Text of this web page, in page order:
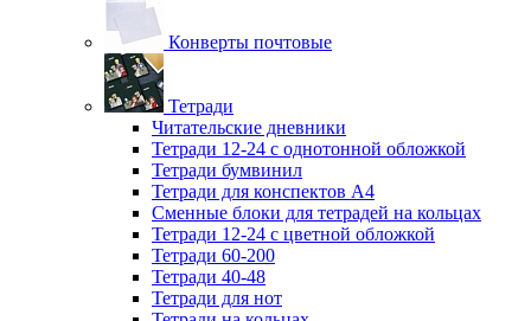
Конверты почтовые
Тетради
Читательские дневники
Тетради 12-24 с однотонной обложкой
Тетради бумвинил
Тетради для конспектов А4
Сменные блоки для тетрадей на кольцах
Тетради 12-24 с цветной обложкой
Тетради 60-200
Тетради 40-48
Тетради для нот